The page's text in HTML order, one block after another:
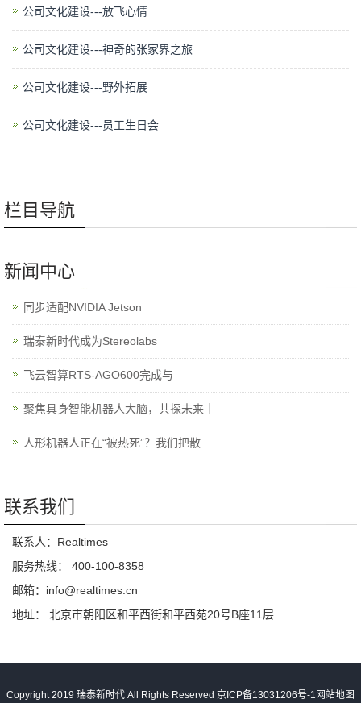
公司文化建设---放飞心情
公司文化建设---神奇的张家界之旅
公司文化建设---野外拓展
公司文化建设---员工生日会
栏目导航
新闻中心
同步适配NVIDIA Jetson
瑞泰新时代成为Stereolabs
飞云智算RTS-AGO600完成与
聚焦具身智能机器人大脑，共探未来｜
人形机器人正在“被热死”？我们把散
联系我们
联系人：Realtimes
服务热线： 400-100-8358
邮箱：info@realtimes.cn
地址： 北京市朝阳区和平西街和平西苑20号B座11层
Copyright 2019 瑞泰新时代 All Rights Reserved 京ICP备13031206号-1 网站地图